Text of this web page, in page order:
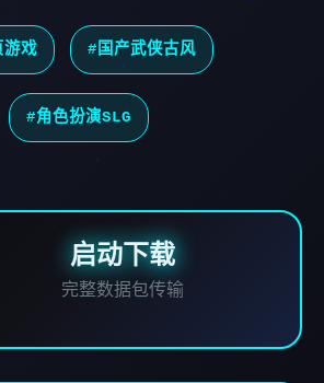
游戏 #国产武侠古风
#角色扮演SLG
启动下载
完整数据包传输